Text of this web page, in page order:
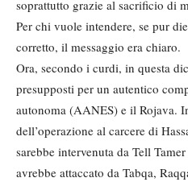
soprattutto grazie al sacrificio di
Per chi vuole intendere, se pur
corretto, il messaggio era chiaro.
Ora, secondo i curdi, in questa
presupposti per un autentico
autonoma (AANES) e il Rojava.
dell’operazione al carcere di
sarebbe intervenuta da Tell
avrebbe attaccato da Tabqa,